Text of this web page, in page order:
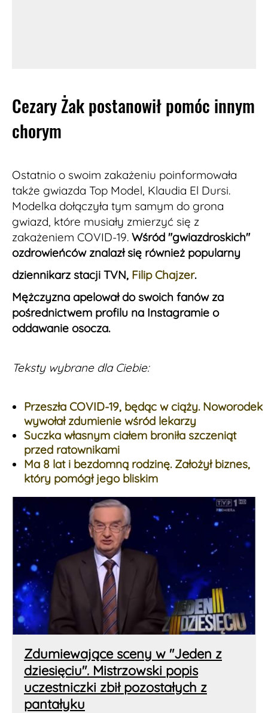
Cezary Żak postanowił pomóc innym
chorym
Ostatnio o swoim zakażeniu poinformowała
także gwiazda Top Model, Klaudia El Dursi.
Modelka dołączyła tym samym do grona
gwiazd, które musiały zmierzyć się z
zakażeniem COVID-19. Wśród "gwiazdroskich"
ozdrowieńców znalazł się również popularny
dziennikarz stacji TVN, Filip Chajzer.
Mężczyzna apelował do swoich fanów za
pośrednictwem profilu na Instagramie o
oddawanie osocza.
Teksty wybrane dla Ciebie:
Przeszła COVID-19, będąc w ciąży. Noworodek
wywołał zdumienie wśród lekarzy
Suczka własnym ciałem broniła szczeniąt
przed ratownikami
Ma 8 lat i bezdomną rodzinę. Założył biznes,
który pomógł jego bliskim
Zdumiewające sceny w "Jeden z
dziesięciu". Mistrzowski popis
uczestniczki zbił pozostałych z
pantałyku